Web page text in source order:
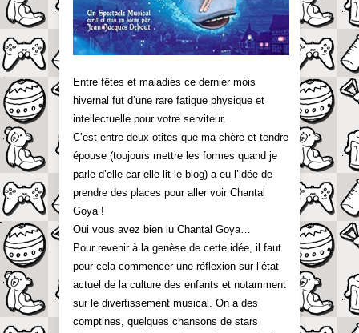
Entre fêtes et maladies ce dernier mois
hivernal fut d’une rare fatigue physique et
intellectuelle pour votre serviteur.
C’est entre deux otites que ma chère et tendre
épouse (toujours mettre les formes quand je
parle d’elle car elle lit le blog) a eu l’idée de
prendre des places pour aller voir Chantal
Goya !
Oui vous avez bien lu Chantal Goya…
Pour revenir à la genèse de cette idée, il faut
pour cela commencer une réflexion sur l’état
actuel de la culture des enfants et notamment
sur le divertissement musical. On a des
comptines, quelques chansons de stars